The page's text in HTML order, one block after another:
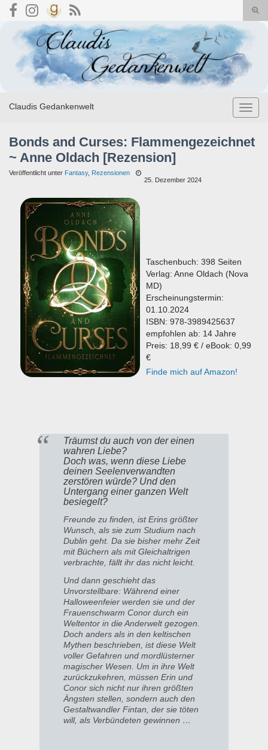
Search for:
Claudis Gedankenwelt
Bonds and Curses: Flammengezeichnet
~ Anne Oldach [Rezension]
Veröffentlicht unter Fantasy, Rezensionen
25. Dezember 2024
Taschenbuch: 398 Seiten
Verlag: Anne Oldach (Nova
MD)
Erscheinungstermin:
01.10.2024
ISBN: 978-3989425637
empfohlen ab: 14 Jahre
Preis: 18,99 € / eBook: 0,99
€
Finde mich auf Amazon!
Träumst du auch von der einen
wahren Liebe?
Doch was, wenn diese Liebe
deinen Seelenverwandten
zerstören würde? Und den
Untergang einer ganzen Welt
besiegelt?
Freunde zu finden, ist Erins größter
Wunsch, als sie zum Studium nach
Dublin geht. Da sie bisher mehr Zeit
mit Büchern als mit Gleichaltrigen
verbrachte, fällt ihr das nicht leicht.
Und dann geschieht das
Unvorstellbare: Während einer
Halloweenfeier werden sie und der
Frauenschwarm Conor durch ein
Weltentor in die Anderwelt gezogen.
Doch anders als in den keltischen
Mythen beschrieben, ist diese Welt
voller Gefahren und mordlüsterner
magischer Wesen. Um in ihre Welt
zurückzukehren, müssen Erin und
Conor sich nicht nur ihren größten
Ängsten stellen, sondern auch den
Gestaltwandler Fintan, der sie töten
will, als Verbündeten gewinnen …